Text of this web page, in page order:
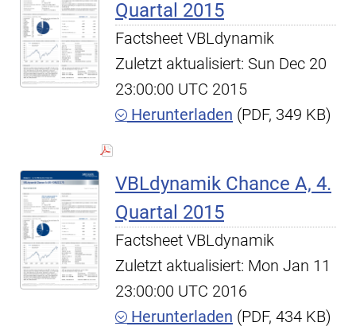
Quartal 2015
Factsheet VBLdynamik
Zuletzt aktualisiert: Sun Dec 20
23:00:00 UTC 2015
Herunterladen (PDF, 349 KB)
VBLdynamik Chance A, 4.
Quartal 2015
Factsheet VBLdynamik
Zuletzt aktualisiert: Mon Jan 11
23:00:00 UTC 2016
Herunterladen (PDF, 434 KB)